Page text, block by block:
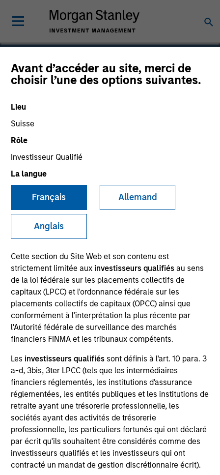
Avant d’accéder au site, merci de
choisir l’une des options suivantes.
Lieu
Suisse
Rôle
Investisseur Qualifié
La langue
Français Allemand
Anglais
Cette section du Site Web et son contenu est
strictement limitée aux investisseurs qualifiésau sens
de la loi fédérale sur les placements collectifs de
capitaux (LPCC) et l'ordonnance fédérale sur les
placements collectifs de capitaux (OPCC) ainsi que
conformément à l'interprétation la plus récente par
l'Autorité fédérale de surveillance des marchés
financiers FINMA et les tribunaux compétents.
Les investisseurs qualifiés sont définis à l'art. 10 para. 3
a-d, 3bis, 3ter LPCC (tels que les intermédiaires
financiers réglementés, les institutions d'assurance
réglementées, les entités publiques et les institutions de
retraite ayant une trésorerie professionnelle, les
sociétés ayant des activités de trésorerie
professionnelle, les particuliers fortunés qui ont déclaré
par écrit qu'ils souhaitent être considérés comme des
investisseurs qualifiés et les investisseurs qui ont
contracté un mandat de gestion discrétionnaire écrit).
Signal Power Group
SECTOR
Energy
COUNTRY
United States
Invested on
Aug 2016
Transaction Type
Founder Recapitalization
Signal Power is a leading provider of turbine engine
drive trains, integrated power applications, software
solutions and related parts and services for the